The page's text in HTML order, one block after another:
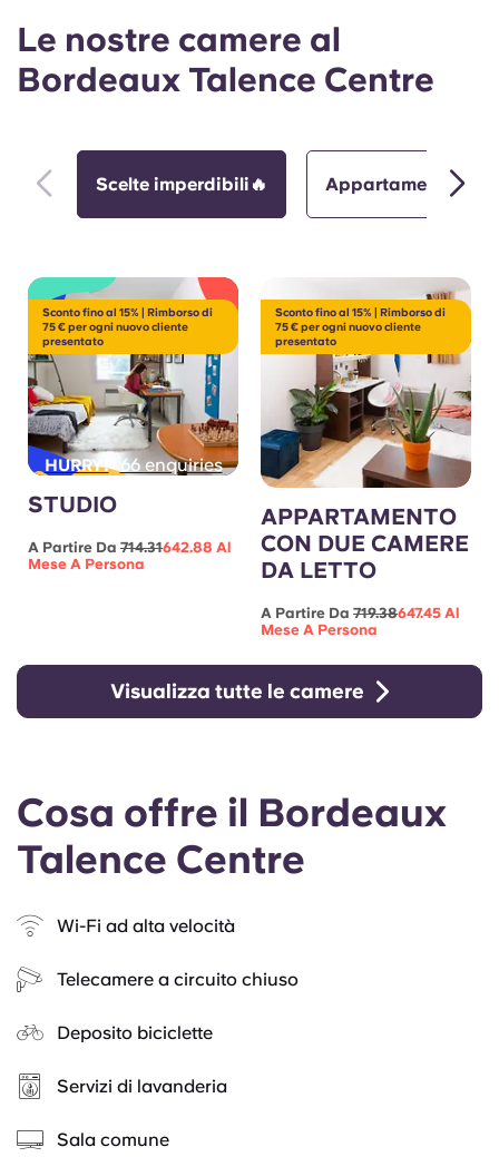
Le nostre camere al
Bordeaux Talence Centre
Scelte imperdibili🔥 Appartamenti
Sconto fino al 15% | Rimborso di
75 € per ogni nuovo cliente
presentato
HURRY! 66 enquiries
STUDIO
A Partire Da 714.31642.88 Al
Mese A Persona
Sconto fino al 15% | Rimborso di
75 € per ogni nuovo cliente
presentato
APPARTAMENTO
CON DUE CAMERE
DA LETTO
A Partire Da 719.38647.45 Al
Mese A Persona
Visualizza tutte le camere
Cosa offre il Bordeaux
Talence Centre
Wi-Fi ad alta velocità
Telecamere a circuito chiuso
Deposito biciclette
Servizi di lavanderia
Sala comune